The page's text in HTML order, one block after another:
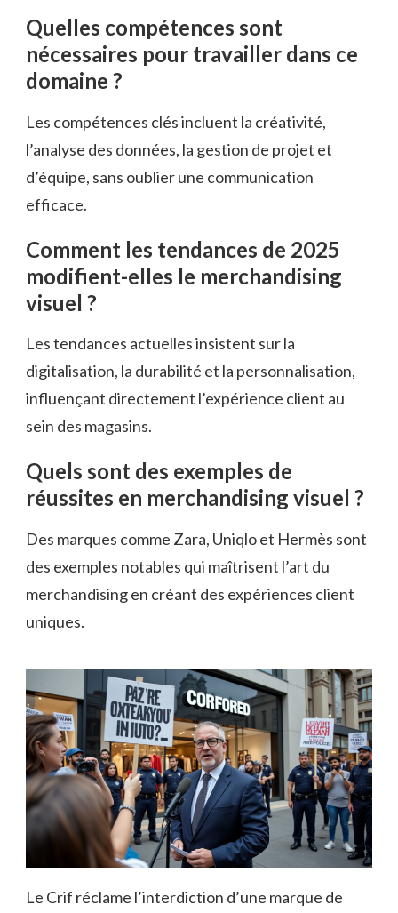
Quelles compétences sont
nécessaires pour travailler dans ce
domaine ?
Les compétences clés incluent la créativité,
l’analyse des données, la gestion de projet et
d’équipe, sans oublier une communication
efficace.
Comment les tendances de 2025
modifient-elles le merchandising
visuel ?
Les tendances actuelles insistent sur la
digitalisation, la durabilité et la personnalisation,
influençant directement l’expérience client au
sein des magasins.
Quels sont des exemples de
réussites en merchandising visuel ?
Des marques comme Zara, Uniqlo et Hermès sont
des exemples notables qui maîtrisent l’art du
merchandising en créant des expériences client
uniques.
Le Crif réclame l’interdiction d’une marque de